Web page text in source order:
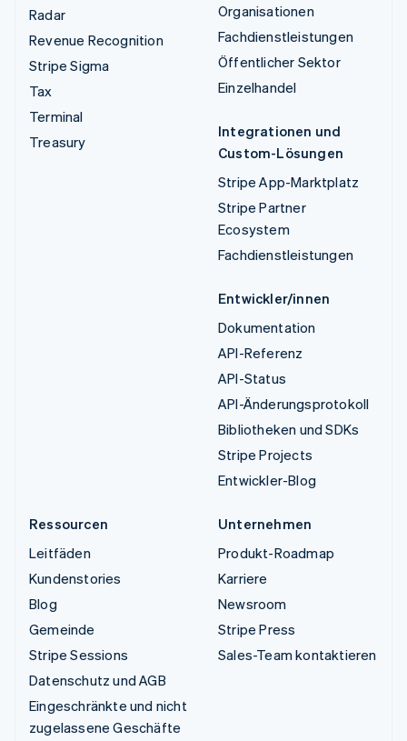
Radar
Revenue Recognition
Stripe Sigma
Tax
Terminal
Treasury
Organisationen
Fachdienstleistungen
Öffentlicher Sektor
Einzelhandel
Integrationen und
Custom-Lösungen
Stripe App-Marktplatz
Stripe Partner
Ecosystem
Fachdienstleistungen
Entwickler/innen
Dokumentation
API-Referenz
API-Status
API-Änderungsprotokoll
Bibliotheken und SDKs
Stripe Projects
Entwickler-Blog
Ressourcen
Leitfäden
Kundenstories
Blog
Gemeinde
Stripe Sessions
Datenschutz und AGB
Eingeschränkte und nicht
zugelassene Geschäfte
Unternehmen
Produkt-Roadmap
Karriere
Newsroom
Stripe Press
Sales-Team kontaktieren